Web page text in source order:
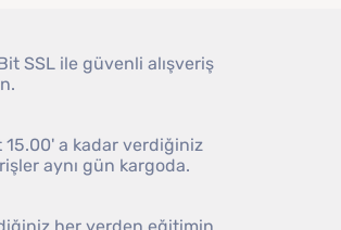
SSL ile güvenli alışveriş
15.00' a kadar verdiğiniz
aynı gün kargoda.